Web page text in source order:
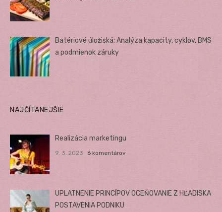
Batériové úložiská: Analýza kapacity, cyklov, BMS
a podmienok záruky
NAJČÍTANEJŠIE
Realizácia marketingu
9. 3. 2023 6 komentárov
UPLATNENIE PRINCÍPOV OCEŇOVANIE Z HĽADISKA
POSTAVENIA PODNIKU